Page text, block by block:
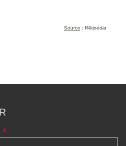
Source : Wikipédia
*